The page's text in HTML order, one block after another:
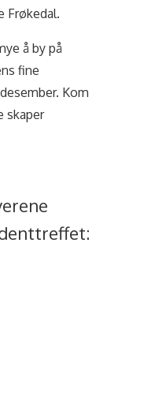
Frøkedal.
å by på
fine
Kom
skaper